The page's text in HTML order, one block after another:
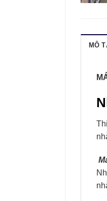
MÔ